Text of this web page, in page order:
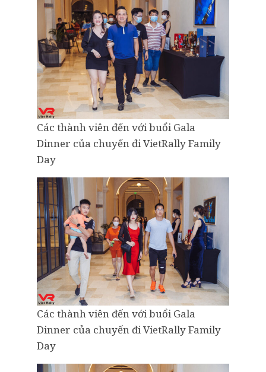
Các thành viên đến với buổi Gala
Dinner của chuyến đi VietRally Family
Day
Các thành viên đến với buổi Gala
Dinner của chuyến đi VietRally Family
Day